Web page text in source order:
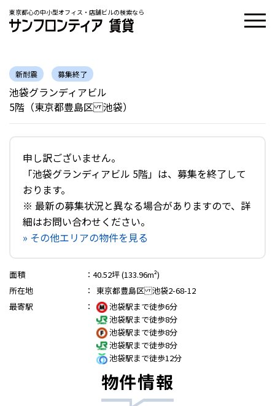
東京都心の中小型オフィス・店舗ビルの検索なら
新耐震 募集終了
池袋グランディアビル
5階（東京都豊島区 池袋）
申し訳ございません。
「池袋グランディアビル 5階」は、募集を終了して
おります。
※ 最新の募集状況と異なる場合がありますので、詳
細はお問い合わせください。
» その他エリアの物件を見る
面積 ： 40.52坪 (133.96m²)
所在地
：
東京都豊島区 池袋2-68-12
最寄駅
：
池袋駅まで徒歩6分
池袋駅まで徒歩8分
池袋駅まで徒歩8分
池袋駅まで徒歩8分
池袋駅まで徒歩12分
物件情報